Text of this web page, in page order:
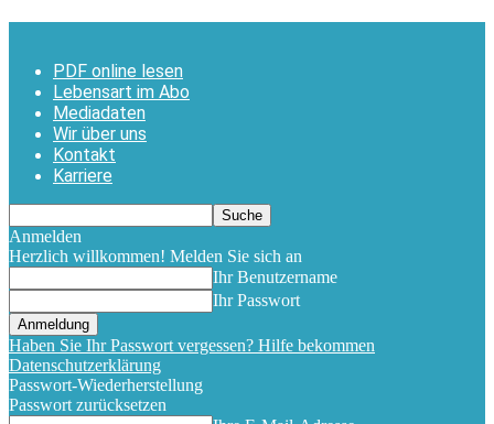
PDF online lesen
Lebensart im Abo
Mediadaten
Wir über uns
Kontakt
Karriere
Anmelden
Herzlich willkommen! Melden Sie sich an
Ihr Benutzername
Ihr Passwort
Haben Sie Ihr Passwort vergessen? Hilfe bekommen
Datenschutzerklärung
Passwort-Wiederherstellung
Passwort zurücksetzen